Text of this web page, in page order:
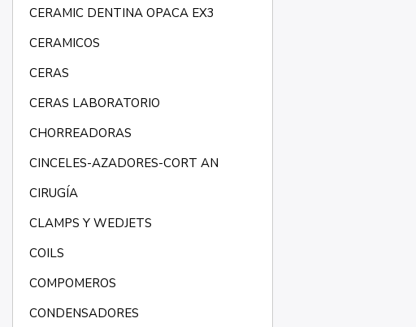
CERAMIC DENTINA OPACA EX3
CERAMICOS
CERAS
CERAS LABORATORIO
CHORREADORAS
CINCELES-AZADORES-CORT AN
CIRUGÍA
CLAMPS Y WEDJETS
COILS
COMPOMEROS
CONDENSADORES